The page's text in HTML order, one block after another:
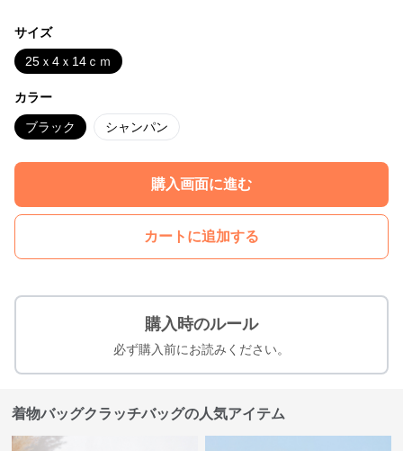
サイズ
25ｘ4ｘ14ｃｍ
カラー
ブラック シャンパン
購入画面に進む
カートに追加する
購入時のルール
必ず購入前にお読みください。
着物バッグクラッチバッグの人気アイテム